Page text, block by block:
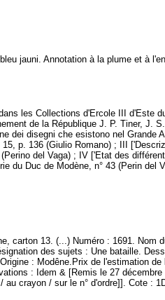
jauni. Annotation à la plume et à
les Collections d'Ercole III d'Este
de la République J. P. Tiner, J.
dei disegni che esistono nel Grande
p. 136 (Giulio Romano) ; III
del Vaga) ; IV ['Etat des
du Duc de Modène, n° 43 (Perin del
carton 13. (...) Numéro : 1691. Nom
des sujets : Une bataille.
: Modêne.Prix de l'estimation de
: Idem & [Remis le 27 décembre
crayon / sur le n° d'ordre]]. Cote :